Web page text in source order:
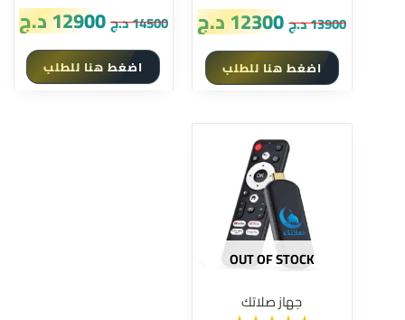
13900د.جOriginal
price
was:
13900 د.ج.
12300د.جCurrent
price
12300 د.ج.
اضغط هنا للطلب
14500د.جOriginal
price
was:
14500 د.ج.
12900د.ج
اضغط هنا للطلب
OUT OF STOCK
جهاز صلاتك